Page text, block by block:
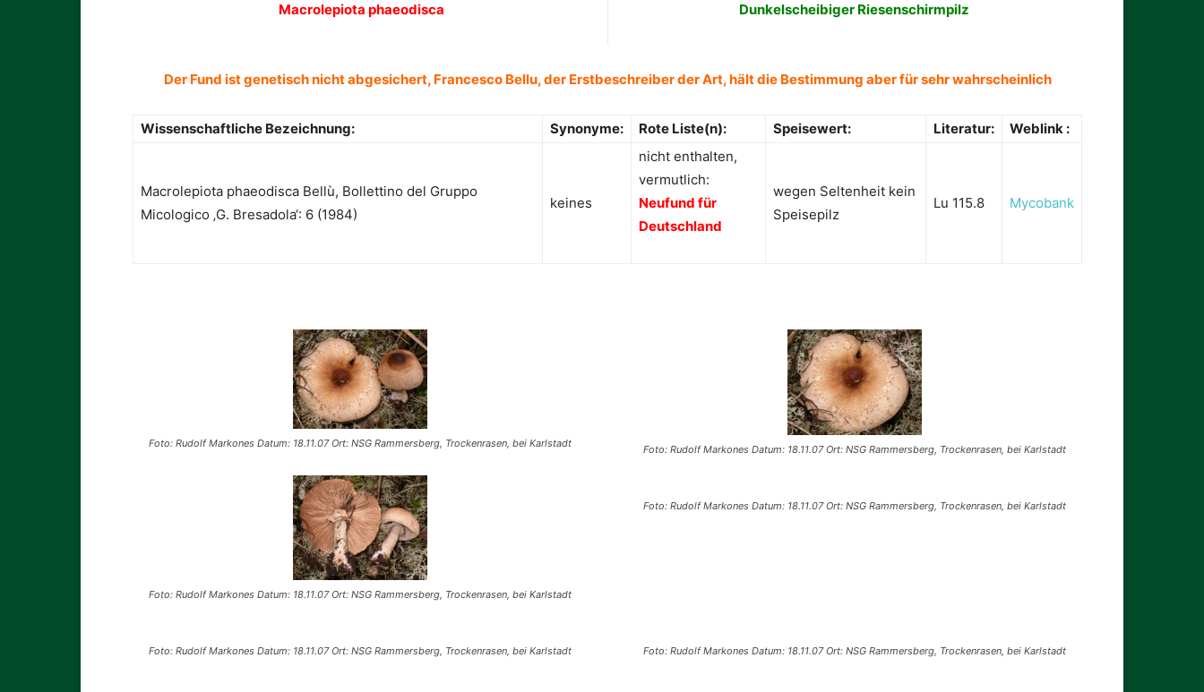
Macrolepiota phaeodisca Dunkelscheibiger Riesenschirmpilz
Der Fund ist genetisch nicht abgesichert, Francesco Bellu, der Erstbeschreiber der Art, hält die Bestimmung aber für sehr wahrscheinlich
Wissenschaftliche Bezeichnung: Synonyme: Rote Liste(n): Speisewert: Literatur: Weblink :
Macrolepiota phaeodisca Bellù, Bollettino del Gruppo
Micologico ‚G. Bresadola‘: 6 (1984)
keines
nicht enthalten,
vermutlich:
Neufund für
Deutschland
wegen Seltenheit kein
Speisepilz
Lu 115.8 Mycobank
Foto: Rudolf Markones Datum: 18.11.07 Ort: NSG Rammersberg, Trockenrasen, bei Karlstadt Foto: Rudolf Markones Datum: 18.11.07 Ort: NSG Rammersberg, Trockenrasen, bei Karlstadt
Foto: Rudolf Markones Datum: 18.11.07 Ort: NSG Rammersberg, Trockenrasen, bei Karlstadt
Foto: Rudolf Markones Datum: 18.11.07 Ort: NSG Rammersberg, Trockenrasen, bei Karlstadt
Foto: Rudolf Markones Datum: 18.11.07 Ort: NSG Rammersberg, Trockenrasen, bei Karlstadt Foto: Rudolf Markones Datum: 18.11.07 Ort: NSG Rammersberg, Trockenrasen, bei Karlstadt